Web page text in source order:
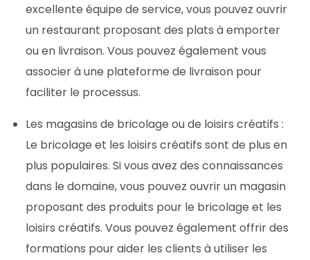
excellente équipe de service, vous pouvez ouvrir
un restaurant proposant des plats à emporter
ou en livraison. Vous pouvez également vous
associer à une plateforme de livraison pour
faciliter le processus.
Les magasins de bricolage ou de loisirs créatifs :
Le bricolage et les loisirs créatifs sont de plus en
plus populaires. Si vous avez des connaissances
dans le domaine, vous pouvez ouvrir un magasin
proposant des produits pour le bricolage et les
loisirs créatifs. Vous pouvez également offrir des
formations pour aider les clients à utiliser les